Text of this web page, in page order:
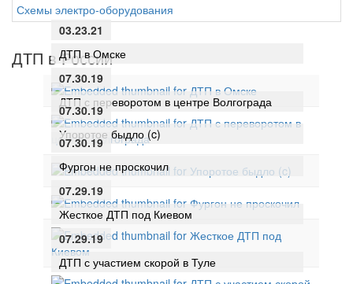
Схемы электро-оборудования
ДТП в России
03.23.21
ДТП в Омске
07.30.19
ДТП с переворотом в центре Волгограда
07.30.19
Упоротое быдло (c)
07.30.19
Фургон не проскочил
07.29.19
Жесткое ДТП под Киевом
07.29.19
ДТП с участием скорой в Туле